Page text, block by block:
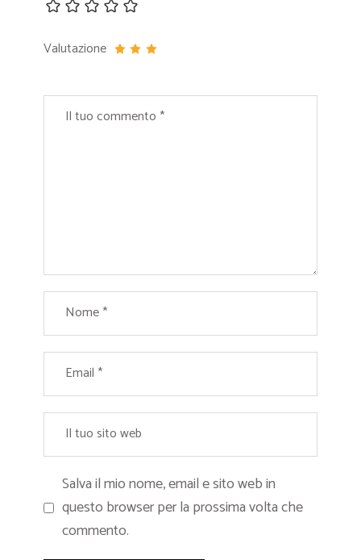
Valutazione
Salva il mio nome, email e sito web in
questo browser per la prossima volta che
commento.